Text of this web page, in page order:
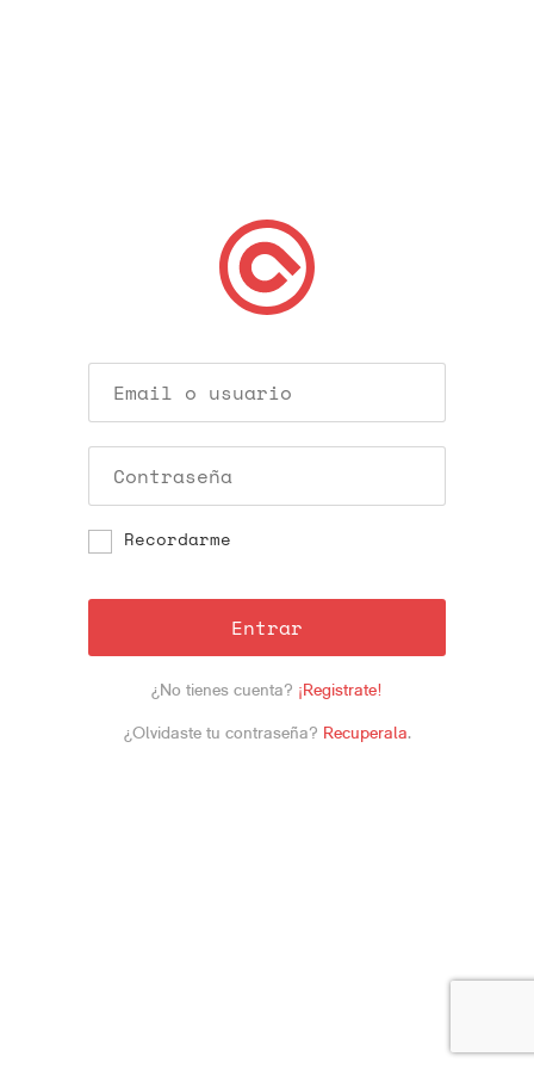
Recordarme
Entrar
¿No tienes cuenta? ¡Registrate!
¿Olvidaste tu contraseña? Recuperala.